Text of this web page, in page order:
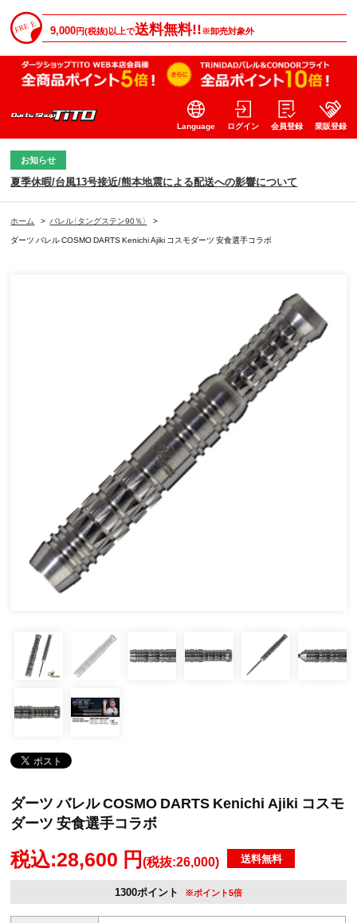
9,000円(税抜)以上で送料無料!!※卸売対象外
Language ログイン 会員登録 業販登録
お知らせ
夏季休暇/台風13号接近/熊本地震による配送への影響について
ホーム > バレル（タングステン90％）
>
ダーツ バレル COSMO DARTS Kenichi Ajiki コスモダーツ 安食選手コラボ
ダーツ バレル COSMO DARTS Kenichi Ajiki コスモ
ダーツ 安食選手コラボ
税込:28,600 円(税抜:26,000) 送料無料
1300ポイント ※ポイント5倍